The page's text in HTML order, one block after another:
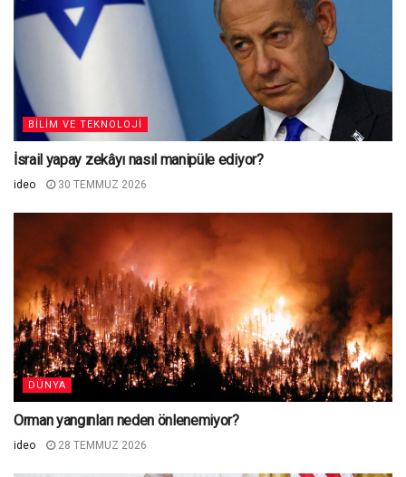
BILIM VE TEKNOLOJI
İsrail yapay zekâyı nasıl manipüle ediyor?
ideo 30 TEMMUZ 2026
DÜNYA
Orman yangınları neden önlenemiyor?
ideo 28 TEMMUZ 2026